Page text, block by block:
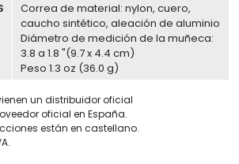
Correa de material: nylon, cuero,
caucho sintético, aleación de aluminio
Diámetro de medición de la muñeca:
3.8 a 1.8 "(9.7 x 4.4 cm)
Peso 1.3 oz (36.0 g)
un distribuidor oficial
oficial en España.
están en castellano.